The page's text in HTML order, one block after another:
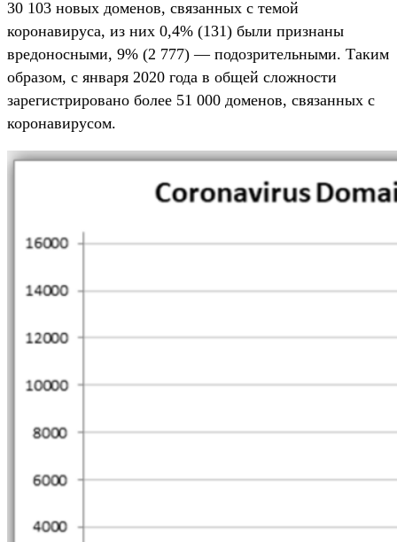
30 103 новых доменов, связанных с темой
коронавируса, из них 0,4% (131) были признаны
вредоносными, 9% (2 777) ― подозрительными. Таким
образом, с января 2020 года в общей сложности
зарегистрировано более 51 000 доменов, связанных с
коронавирусом.